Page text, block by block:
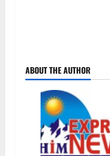
o
ABOUT THE AUTHOR